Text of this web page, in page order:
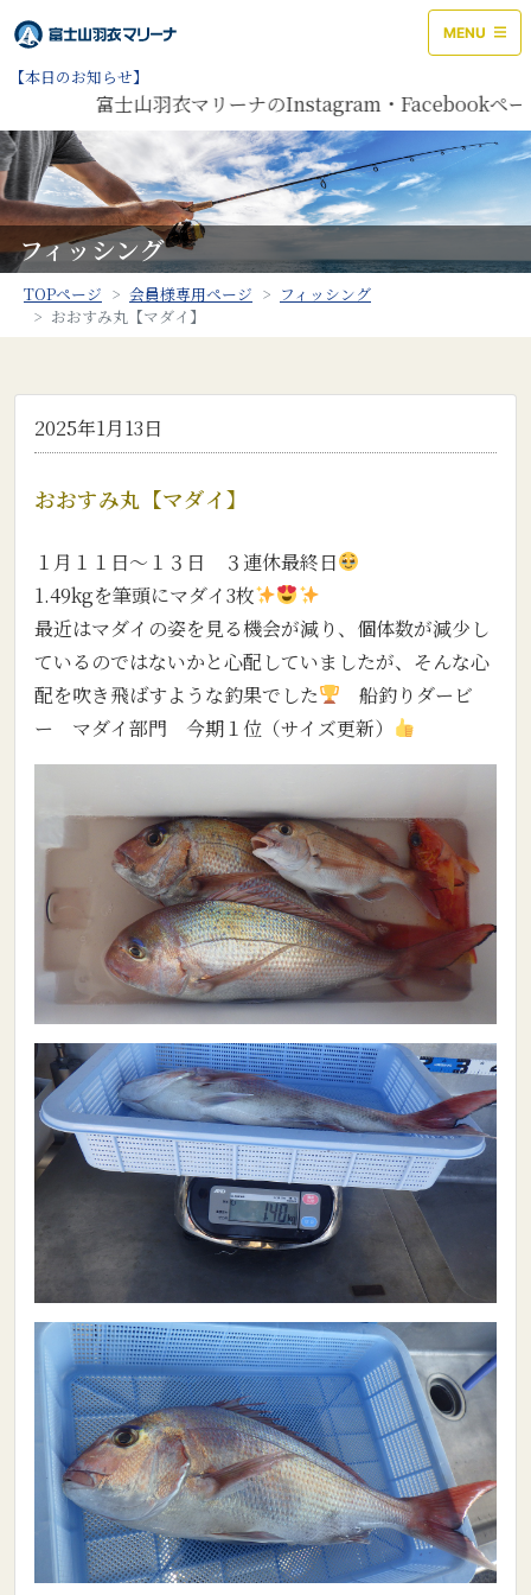
MENU
【本日のお知らせ】
富士山羽衣マリーナのInstagram・Facebookペー
フィッシング
TOPページ 会員様専用ページ
フィッシング
おおすみ丸【マダイ】
2025年1月13日
おおすみ丸【マダイ】
１月１１日～１３日 ３連休最終日
1.49kgを筆頭にマダイ3枚
最近はマダイの姿を見る機会が減り、個体数が減少し
ているのではないかと心配していましたが、そんな心
配を吹き飛ばすような釣果でした
船釣りダービ
ー マダイ部門 今期１位（サイズ更新）